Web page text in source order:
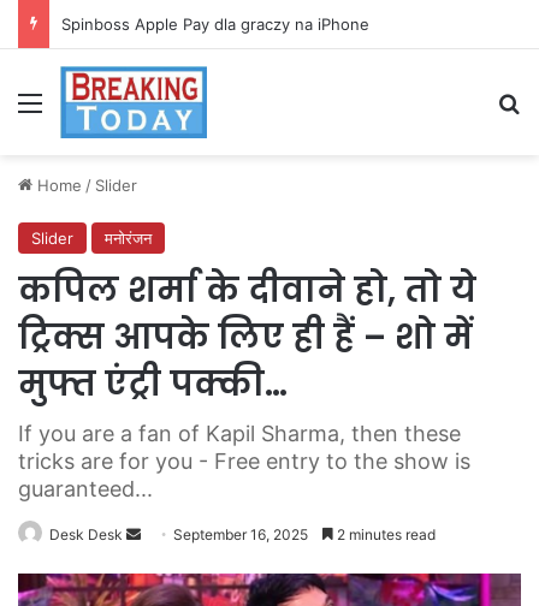
Spinboss Apple Pay dla graczy na iPhone
Menu
Home / Slider
Slider मनोरंजन
कपिल शर्मा के दीवाने हो, तो ये
ट्रिक्स आपके लिए ही हैं – शो में
मुफ्त एंट्री पक्की…
If you are a fan of Kapil Sharma, then these
tricks are for you - Free entry to the show is
guaranteed...
Desk Desk
Send
email
September 16, 2025 2 minutes read